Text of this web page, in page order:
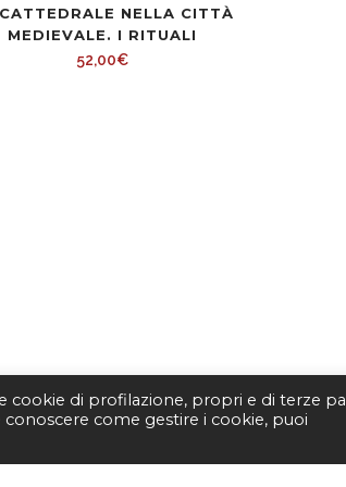
NELLA CITTÀ
MEDIEVALE. I RITUALI
52,00€
cookie di profilazione, propri e di terze
come gestire i cookie, puoi